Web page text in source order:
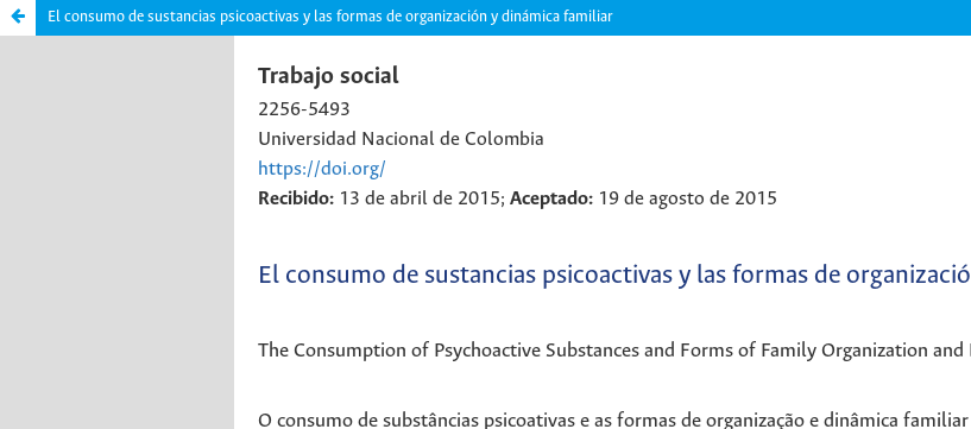
El consumo de sustancias psicoactivas y las formas de organización y dinámica familiar